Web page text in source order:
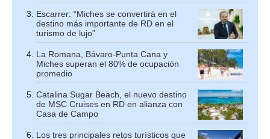
Escarrer: “Miches se convertirá en el
destino más importante de RD en el
turismo de lujo”
La Romana, Bávaro-Punta Cana y
Miches superan el 80% de ocupación
promedio
Catalina Sugar Beach, el nuevo destino
de MSC Cruises en RD en alianza con
Casa de Campo
Los tres principales retos turísticos que